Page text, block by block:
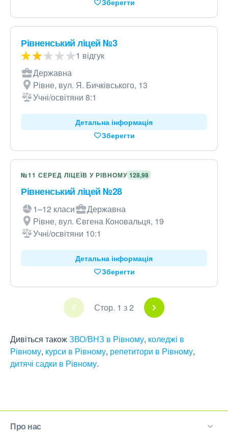
Зберегти
Рівненський ліцей №3
1 відгук
Державна
Рівне, вул. Я. Бичківського, 13
Учні/освітяни 8:1
Детальна інформація
Зберегти
№11 СЕРЕД ЛІЦЕЇВ У РІВНОМУ 128,98
Рівненський ліцей №28
1–12 класи
Державна
Рівне, вул. Євгена Коновальця, 19
Учні/освітяни 10:1
Детальна інформація
Зберегти
Стор. 1 з 2
Дивіться такожЗВО/ВНЗ в Рівному, коледжі в
Рівному, курси в Рівному, репетитори в Рівному,
дитячі садки в Рівному.
Про нас